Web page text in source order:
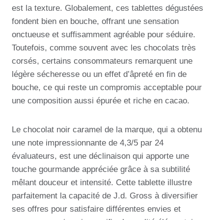
est la texture. Globalement, ces tablettes dégustées
fondent bien en bouche, offrant une sensation
onctueuse et suffisamment agréable pour séduire.
Toutefois, comme souvent avec les chocolats très
corsés, certains consommateurs remarquent une
légère sécheresse ou un effet d’âpreté en fin de
bouche, ce qui reste un compromis acceptable pour
une composition aussi épurée et riche en cacao.
Le chocolat noir caramel de la marque, qui a obtenu
une note impressionnante de 4,3/5 par 24
évaluateurs, est une déclinaison qui apporte une
touche gourmande appréciée grâce à sa subtilité
mêlant douceur et intensité. Cette tablette illustre
parfaitement la capacité de J.d. Gross à diversifier
ses offres pour satisfaire différentes envies et